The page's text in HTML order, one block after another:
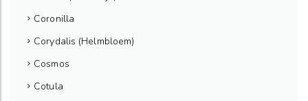
Coronilla
Corydalis (Helmbloem)
Cosmos
Cotula